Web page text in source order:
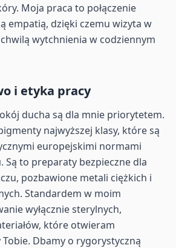
Moja praca to połączenie
empatią, dzięki czemu wizyta w
wytchnienia w codziennym
i etyka pracy
ducha są dla mnie priorytetem.
najwyższej klasy, które są
europejskimi normami
Są to preparaty bezpieczne dla
pozbawione metali ciężkich i
Standardem w moim
wyłącznie sterylnych,
które otwieram
Dbamy o rygorystyczną